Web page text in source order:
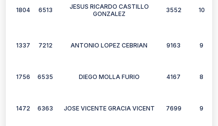
1804 6513
JESUS RICARDO CASTILLO
GONZALEZ
3552 10
1337 7212 ANTONIO LOPEZ CEBRIAN 9163 9
1756 6535 DIEGO MOLLA FURIO 4167 8
1472 6363 JOSE VICENTE GRACIA VICENT 7699 9